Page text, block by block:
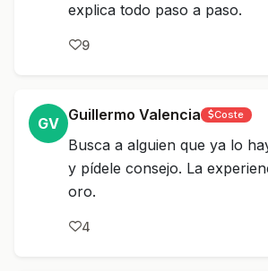
explica todo paso a paso.
9
GV Guillermo Valencia Coste
Busca a alguien que ya lo
y pídele consejo. La
oro.
4